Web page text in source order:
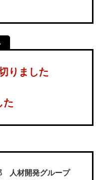
りました
た
人材開発グループ